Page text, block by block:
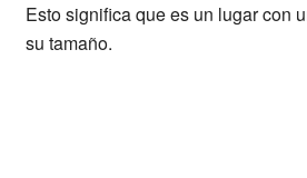
Esto significa que es un lugar con
su tamaño.